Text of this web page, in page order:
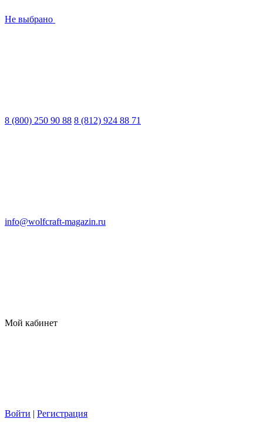
Не выбрано
8 (800) 250 90 88 8 (812) 924 88 71
info@wolfcraft-magazin.ru
Мой кабинет
Войти | Регистрация